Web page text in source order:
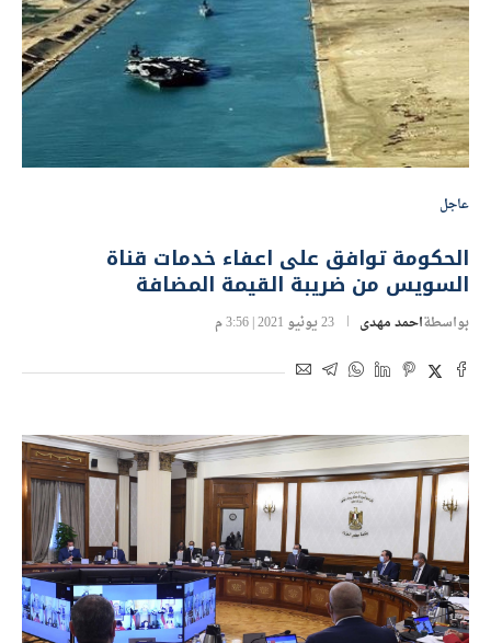
عاجل
الحكومة توافق على اعفاء خدمات قناة
السويس من ضريبة القيمة المضافة
بواسطةاحمد مهدى 23 يونيو 2021 | 3:56 م